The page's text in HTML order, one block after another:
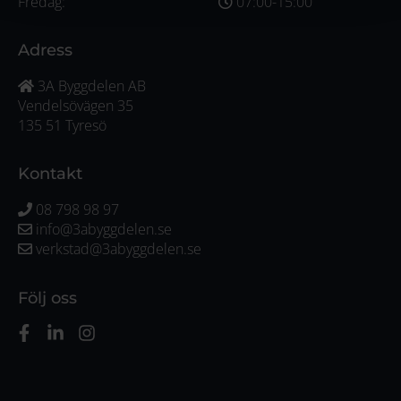
Adress
3A Byggdelen AB
Vendelsövägen 35
135 51 Tyresö
Kontakt
08 798 98 97
info@3abyggdelen.se
verkstad@3abyggdelen.se
Följ oss